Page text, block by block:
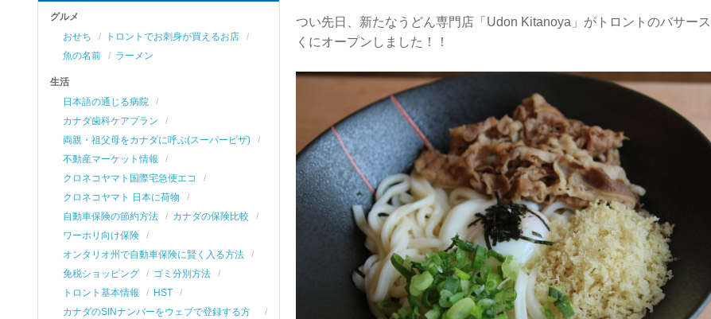
つい先日、新たなうどん専門店「Udon Kitanoya」がトロントのバサー
くにオープンしました！！
グルメ
おせち
トロントでお刺身が買えるお店
魚の名前
ラーメン
生活
日本語の通じる病院
カナダ歯科ケアプラン
両親・祖父母をカナダに呼ぶ(スーパービザ)
不動産マーケット情報
クロネコヤマト国際宅急便エコ
クロネコヤマト 日本に荷物
自動車保険の節約方法
カナダの保険比較
ワーホリ向け保険
オンタリオ州で自動車保険に賢く入る方法
免税ショッピング
ゴミ分別方法
トロント基本情報
HST
カナダのSINナンバーをウェブで登録する方